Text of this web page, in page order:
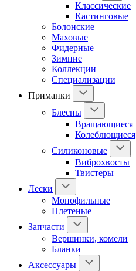
Классические
Кастинговые
Болонские
Маховые
Фидерные
Зимние
Коллекции
Специализации
Приманки
Блесны
Вращающиеся
Колеблющиеся
Силиконовые
Виброхвосты
Твистеры
Лески
Монофильные
Плетеные
Запчасти
Вершинки, комели
Бланки
Аксессуары